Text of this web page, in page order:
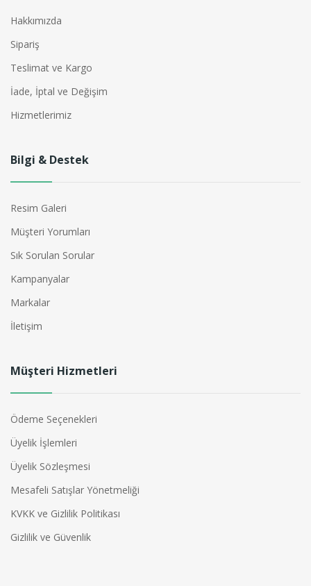
Hakkımızda
Sipariş
Teslimat ve Kargo
İade, İptal ve Değişim
Hizmetlerimiz
Bilgi & Destek
Resim Galeri
Müşteri Yorumları
Sık Sorulan Sorular
Kampanyalar
Markalar
İletişim
Müşteri Hizmetleri
Ödeme Seçenekleri
Üyelik İşlemleri
Üyelik Sözleşmesi
Mesafeli Satışlar Yönetmeliği
KVKK ve Gizlilik Politikası
Gizlilik ve Güvenlik